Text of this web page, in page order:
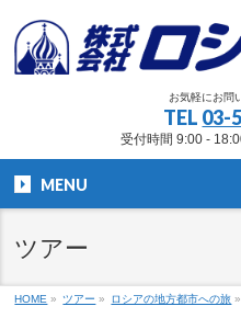
お気軽にお問
TEL 03-
受付時間 9:00 -
MENU
ツアー
HOME » ツアー » ロシアの地方都市への旅 »